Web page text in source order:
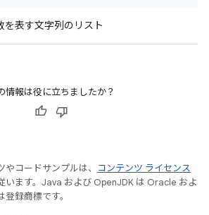
を表す文字列のリスト
情報は役に立ちましたか？
コードサンプルは、
コンテンツ ライセンス
います。Java および OpenJDK は Oracle およ
録商標です。